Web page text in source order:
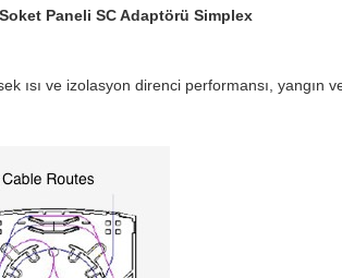
Paneli SC Adaptörü Simplex
ısı ve izolasyon direnci performansı, yangın